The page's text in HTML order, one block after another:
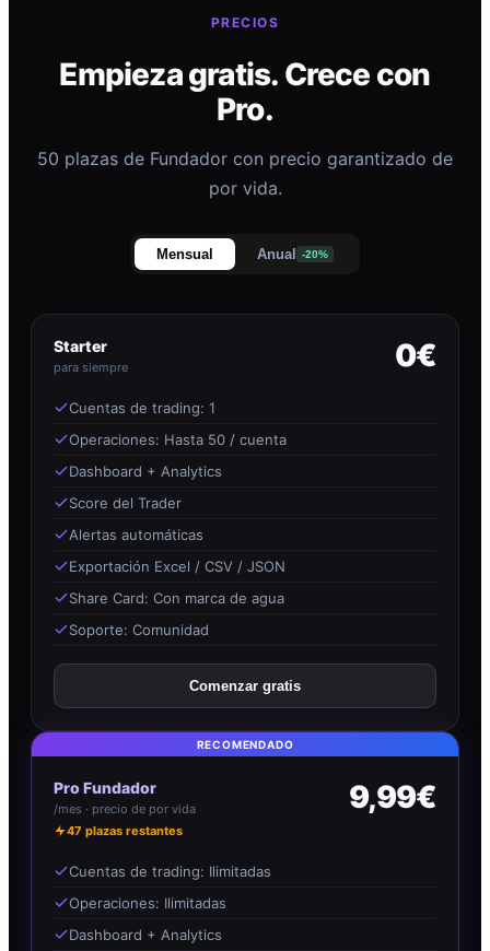
PRECIOS
Empieza gratis. Crece con
Pro.
50 plazas de Fundador con precio garantizado de
por vida.
Mensual Anual -20%
Starter
para siempre 0€
Cuentas de trading: 1
Operaciones: Hasta 50 / cuenta
Dashboard + Analytics
Score del Trader
Alertas automáticas
Exportación Excel / CSV / JSON
Share Card: Con marca de agua
Soporte: Comunidad
Comenzar gratis
RECOMENDADO
Pro Fundador
/mes · precio de por vida
47 plazas restantes
9,99€
Cuentas de trading: Ilimitadas
Operaciones: Ilimitadas
Dashboard + Analytics